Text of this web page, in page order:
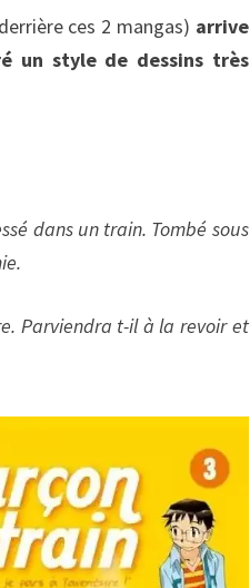
ces 2 mangas) arrive
un style de dessins très
dans un train. Tombé sous
Parviendra t-il à la revoir et